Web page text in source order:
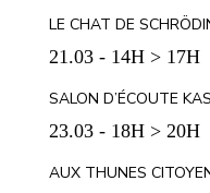
LE CHAT DE
21.03 - 14H > 17H
SALON D’ÉCOUTE
23.03 - 18H > 20H
AUX THUNES